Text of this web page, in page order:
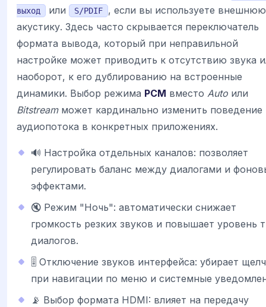
выход
или S/PDIF
, если вы используете внешнюю
акустику. Здесь часто скрывается переключатель
формата вывода, который при неправильной
настройке может приводить к отсутствию звука
наоборот, к его дублированию на встроенные
динамики. Выбор режима PCM вместо Auto или
Bitstreamможет кардинально изменить поведение
аудиопотока в конкретных приложениях.
🔊 Настройка отдельных каналов: позволяет
регулировать баланс между диалогами и
эффектами.
🔇 Режим "Ночь": автоматически снижает
громкость резких звуков и повышает уровень
диалогов.
🎚️ Отключение звуков интерфейса: убирает
при навигации по меню и системные
📡 Выбор формата HDMI: влияет на передачу